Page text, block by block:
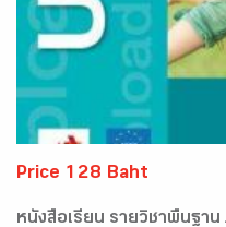
Price 128 Baht
หนังสือเรียน รายวิชาพื้นฐาน